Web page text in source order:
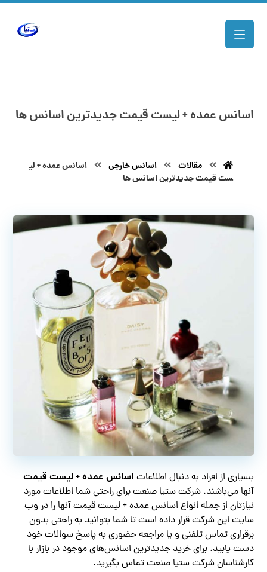
اسانس عمده + لیست قیمت جدیدترین اسانس‌ ها
مقالات اسانس خارجی
اسانس عمده + لی
ست قیمت جدیدترین اسانس‌ ها
بسیاری از افراد به دنبال اطلاعات اسانس عمده + لیست قیمت
آنها می‌باشند. شرکت ستیا صنعت برای راحتی شما اطلاعات مورد
نیازتان از جمله انواع اسانس عمده + لیست قیمت آنها را در وب
سایت این شرکت قرار داده است تا شما بتوانید به راحتی بدون
برقراری تماس تلفنی و یا مراجعه حضوری به پاسخ سوالات خود
دست یابید. برای خرید جدیدترین اسانس‌های موجود در بازار با
کارشناسان شرکت ستیا صنعت تماس بگیرید.